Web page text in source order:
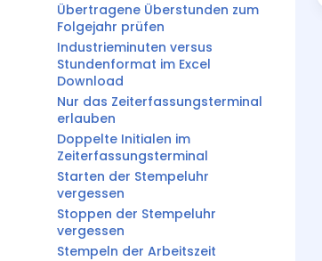
Übertragene Überstunden zum
Folgejahr prüfen
Industrieminuten versus
Stundenformat im Excel
Download
Nur das Zeiterfassungsterminal
erlauben
Doppelte Initialen im
Zeiterfassungsterminal
Starten der Stempeluhr
vergessen
Stoppen der Stempeluhr
vergessen
Stempeln der Arbeitszeit